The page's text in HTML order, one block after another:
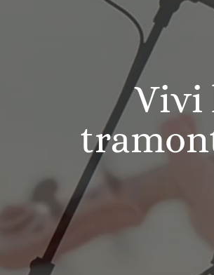
Vivi